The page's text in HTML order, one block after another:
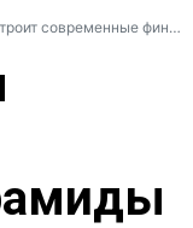
финансовые пирамиды